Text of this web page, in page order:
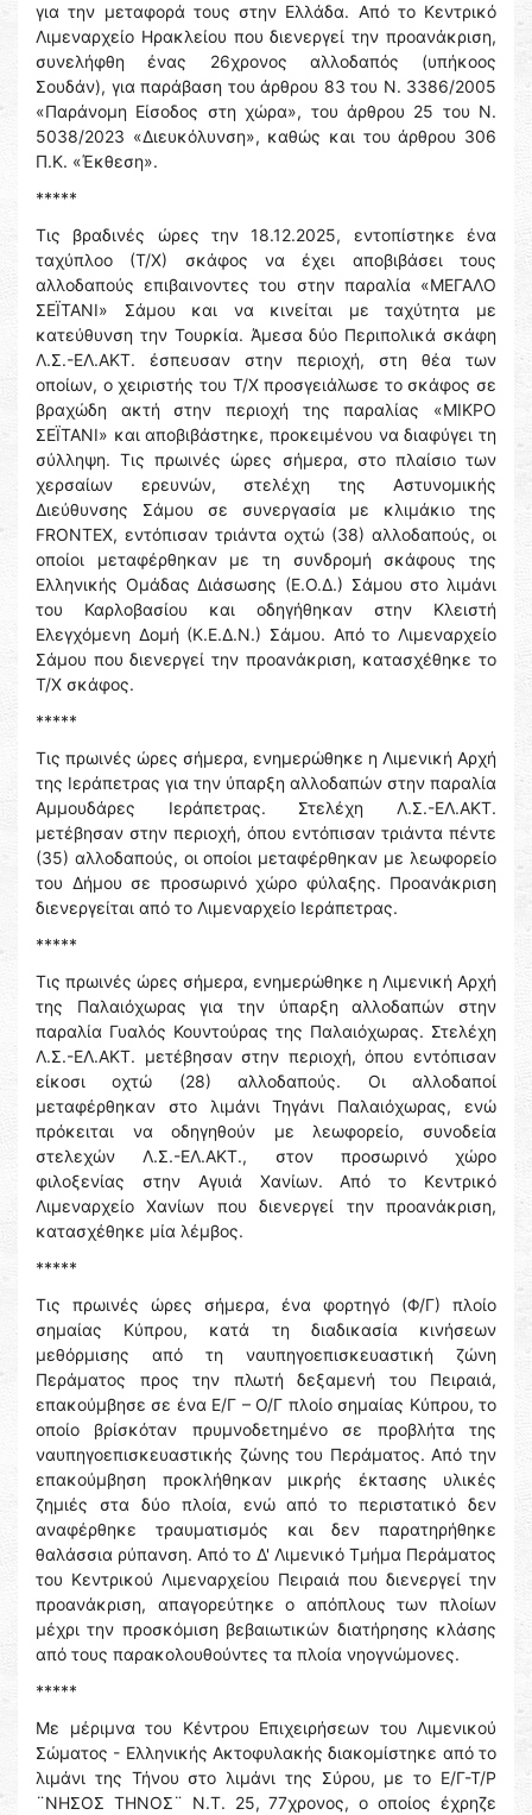
για την μεταφορά τους στην Ελλάδα. Από το Κεντρικό
Λιμεναρχείο Ηρακλείου που διενεργεί την προανάκριση,
συνελήφθη ένας 26χρονος αλλοδαπός (υπήκοος
Σουδάν), για παράβαση του άρθρου 83 του Ν. 3386/2005
«Παράνομη Είσοδος στη χώρα», του άρθρου 25 του Ν.
5038/2023 «Διευκόλυνση», καθώς και του άρθρου 306
Π.Κ. «Έκθεση».
*****
Τις βραδινές ώρες την 18.12.2025, εντοπίστηκε ένα
ταχύπλοο (Τ/Χ) σκάφος να έχει αποβιβάσει τους
αλλοδαπούς επιβαινοντες του στην παραλία «ΜΕΓΑΛΟ
ΣΕΪΤΑΝΙ» Σάμου και να κινείται με ταχύτητα με
κατεύθυνση την Τουρκία. Άμεσα δύο Περιπολικά σκάφη
Λ.Σ.-ΕΛ.ΑΚΤ. έσπευσαν στην περιοχή, στη θέα των
οποίων, ο χειριστής του Τ/Χ προσγειάλωσε το σκάφος σε
βραχώδη ακτή στην περιοχή της παραλίας «ΜΙΚΡΟ
ΣΕΪΤΑΝΙ» και αποβιβάστηκε, προκειμένου να διαφύγει τη
σύλληψη. Τις πρωινές ώρες σήμερα, στο πλαίσιο των
χερσαίων ερευνών, στελέχη της Αστυνομικής
Διεύθυνσης Σάμου σε συνεργασία με κλιμάκιο της
FRONTEX, εντόπισαν τριάντα οχτώ (38) αλλοδαπούς, οι
οποίοι μεταφέρθηκαν με τη συνδρομή σκάφους της
Ελληνικής Ομάδας Διάσωσης (Ε.Ο.Δ.) Σάμου στο λιμάνι
του Καρλοβασίου και οδηγήθηκαν στην Κλειστή
Ελεγχόμενη Δομή (Κ.Ε.Δ.Ν.) Σάμου. Από το Λιμεναρχείο
Σάμου που διενεργεί την προανάκριση, κατασχέθηκε το
Τ/Χ σκάφος.
*****
Τις πρωινές ώρες σήμερα, ενημερώθηκε η Λιμενική Αρχή
της Ιεράπετρας για την ύπαρξη αλλοδαπών στην παραλία
Αμμουδάρες Ιεράπετρας. Στελέχη Λ.Σ.-ΕΛ.ΑΚΤ.
μετέβησαν στην περιοχή, όπου εντόπισαν τριάντα πέντε
(35) αλλοδαπούς, οι οποίοι μεταφέρθηκαν με λεωφορείο
του Δήμου σε προσωρινό χώρο φύλαξης. Προανάκριση
διενεργείται από το Λιμεναρχείο Ιεράπετρας.
*****
Τις πρωινές ώρες σήμερα, ενημερώθηκε η Λιμενική Αρχή
της Παλαιόχωρας για την ύπαρξη αλλοδαπών στην
παραλία Γυαλός Κουντούρας της Παλαιόχωρας. Στελέχη
Λ.Σ.-ΕΛ.ΑΚΤ. μετέβησαν στην περιοχή, όπου εντόπισαν
είκοσι οχτώ (28) αλλοδαπούς. Οι αλλοδαποί
μεταφέρθηκαν στο λιμάνι Τηγάνι Παλαιόχωρας, ενώ
πρόκειται να οδηγηθούν με λεωφορείο, συνοδεία
στελεχών Λ.Σ.-ΕΛ.ΑΚΤ., στον προσωρινό χώρο
φιλοξενίας στην Αγυιά Χανίων. Από το Κεντρικό
Λιμεναρχείο Χανίων που διενεργεί την προανάκριση,
κατασχέθηκε μία λέμβος.
*****
Τις πρωινές ώρες σήμερα, ένα φορτηγό (Φ/Γ) πλοίο
σημαίας Κύπρου, κατά τη διαδικασία κινήσεων
μεθόρμισης από τη ναυπηγοεπισκευαστική ζώνη
Περάματος προς την πλωτή δεξαμενή του Πειραιά,
επακούμβησε σε ένα Ε/Γ – Ο/Γ πλοίο σημαίας Κύπρου, το
οποίο βρίσκόταν πρυμνοδετημένο σε προβλήτα της
ναυπηγοεπισκευαστικής ζώνης του Περάματος. Από την
επακούμβηση προκλήθηκαν μικρής έκτασης υλικές
ζημιές στα δύο πλοία, ενώ από το περιστατικό δεν
αναφέρθηκε τραυματισμός και δεν παρατηρήθηκε
θαλάσσια ρύπανση. Από το Δ' Λιμενικό Τμήμα Περάματος
του Κεντρικού Λιμεναρχείου Πειραιά που διενεργεί την
προανάκριση, απαγορεύτηκε ο απόπλους των πλοίων
μέχρι την προσκόμιση βεβαιωτικών διατήρησης κλάσης
από τους παρακολουθούντες τα πλοία νηογνώμονες.
*****
Με μέριμνα του Κέντρου Επιχειρήσεων του Λιμενικού
Σώματος - Ελληνικής Ακτοφυλακής διακομίστηκε από το
λιμάνι της Τήνου στο λιμάνι της Σύρου, με το Ε/Γ-Τ/Ρ
¨ΝΗΣΟΣ ΤΗΝΟΣ¨ Ν.Τ. 25, 77χρονος, ο οποίος έχρηζε